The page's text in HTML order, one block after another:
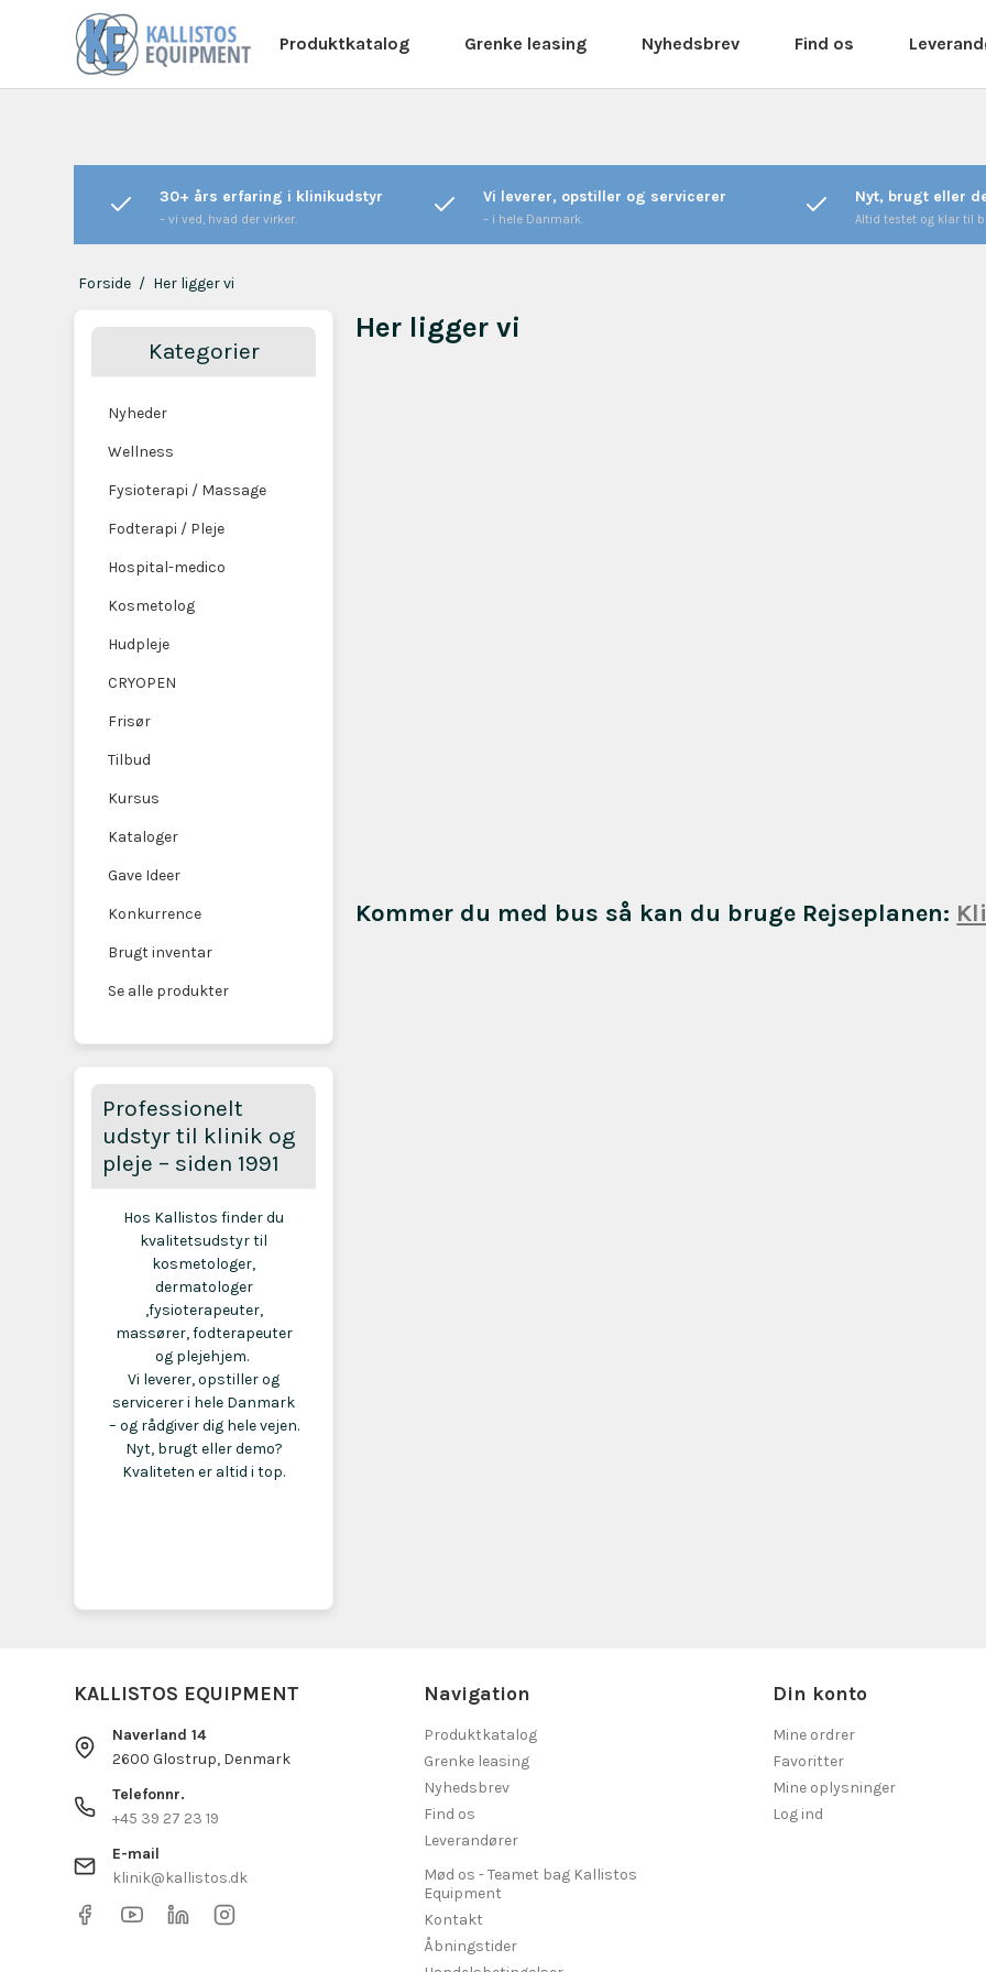
Produktkatalog Grenke leasing Nyhedsbrev Find os
30+ års erfaring i klinikudstyr
– vi ved, hvad der virker.
Vi leverer, opstiller og servicerer
– i hele Danmark.
Nyt, brugt eller
Altid testet og klar til
Forside / Her ligger vi
Kategorier
Nyheder
Wellness
Fysioterapi / Massage
Fodterapi / Pleje
Hospital-medico
Kosmetolog
Hudpleje
CRYOPEN
Frisør
Tilbud
Kursus
Kataloger
Gave Ideer
Konkurrence
Brugt inventar
Se alle produkter
Professionelt
udstyr til klinik og
pleje – siden 1991
Hos Kallistos finder du
kvalitetsudstyr til
kosmetologer,
dermatologer
,fysioterapeuter,
massører, fodterapeuter
og plejehjem.
Vi leverer, opstiller og
servicerer i hele Danmark
– og rådgiver dig hele vejen.
Nyt, brugt eller demo?
Kvaliteten er altid i top.
Her ligger vi
Kommer du med bus så kan du bruge Rejseplanen:
KALLISTOS EQUIPMENT
Naverland 14
2600 Glostrup, Denmark
Telefonnr.
+45 39 27 23 19
E-mail
klinik@kallistos.dk
Navigation
Produktkatalog
Grenke leasing
Nyhedsbrev
Find os
Leverandører
Mød os - Teamet bag Kallistos
Equipment
Kontakt
Åbningstider
Din konto
Mine ordrer
Favoritter
Mine oplysninger
Log ind